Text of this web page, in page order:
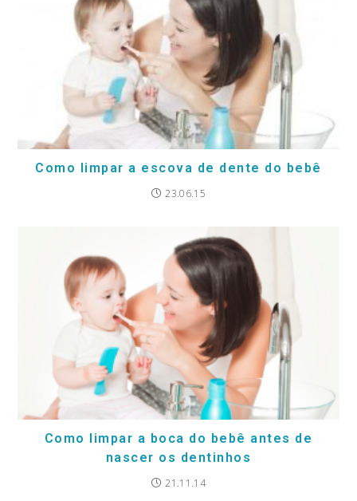
Como limpar a escova de dente do bebê
23.06.15
Como limpar a boca do bebê antes de
nascer os dentinhos
21.11.14